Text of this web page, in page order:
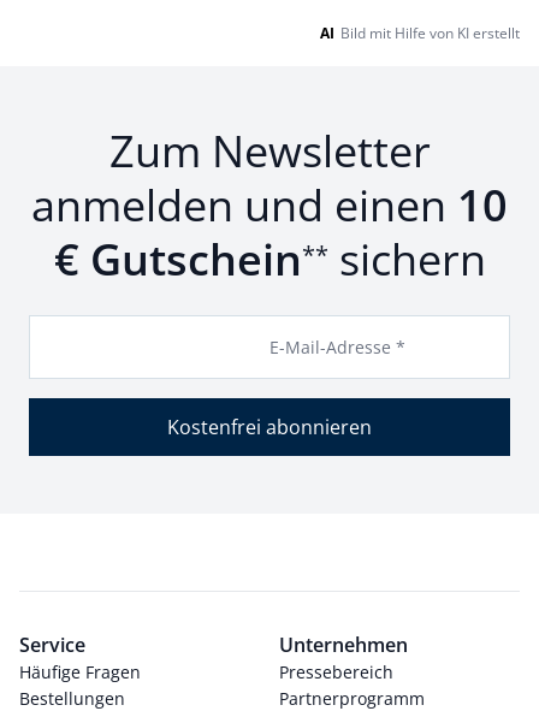
AI Bild mit Hilfe von KI erstellt
Zum Newsletter
anmelden und einen 10
€ Gutschein** sichern
E-Mail-Adresse *
Kostenfrei abonnieren
Service
Häufige Fragen
Bestellungen
Unternehmen
Pressebereich
Partnerprogramm